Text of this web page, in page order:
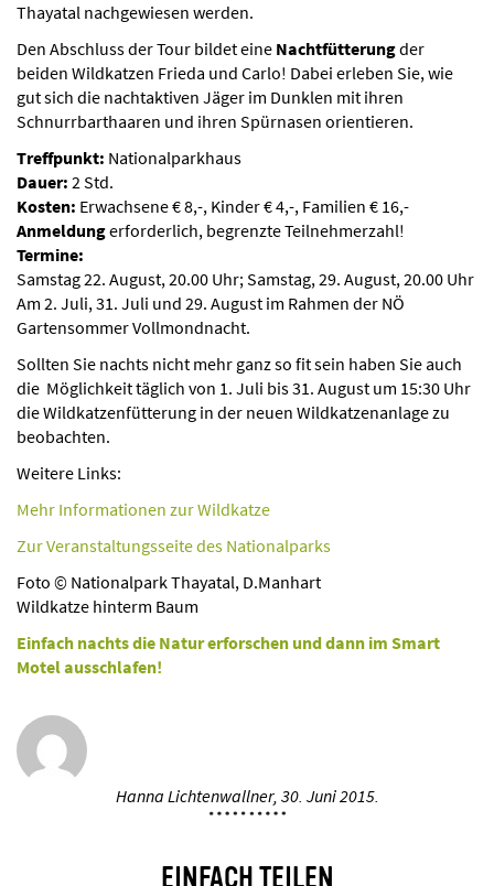
Thayatal nachgewiesen werden.
Den Abschluss der Tour bildet eine Nachtfütterungder
beiden Wildkatzen Frieda und Carlo! Dabei erleben Sie, wie
gut sich die nachtaktiven Jäger im Dunklen mit ihren
Schnurrbarthaaren und ihren Spürnasen orientieren.
Treffpunkt: Nationalparkhaus
Dauer: 2 Std.
Kosten: Erwachsene € 8,-, Kinder € 4,-, Familien € 16,-
Anmeldungerforderlich, begrenzte Teilnehmerzahl!
Termine:
Samstag 22. August, 20.00 Uhr; Samstag, 29. August, 20.00 Uhr
Am 2. Juli, 31. Juli und 29. August im Rahmen der NÖ
Gartensommer Vollmondnacht.
Sollten Sie nachts nicht mehr ganz so fit sein haben Sie auch
die Möglichkeit täglich von 1. Juli bis 31. August um 15:30 Uhr
die Wildkatzenfütterung in der neuen Wildkatzenanlage zu
beobachten.
Weitere Links:
Mehr Informationen zur Wildkatze
Zur Veranstaltungsseite des Nationalparks
Foto © Nationalpark Thayatal, D.Manhart
Wildkatze hinterm Baum
Einfach nachts die Natur erforschen und dann im Smart
Motel ausschlafen!
Hanna Lichtenwallner, 30. Juni 2015.